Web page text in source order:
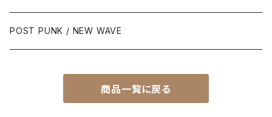
PUNK / 2TONE
SKA / ROCK STEADY / REGGAE
POST PUNK / NEW WAVE
商品一覧に戻る